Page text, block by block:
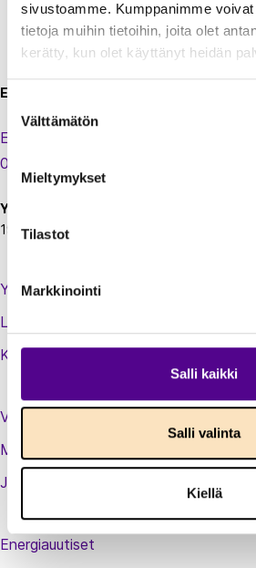
sivustoamme. Kumppanimme
tietoja muihin tietoihin, joita olet
kerätty, kun olet käyttänyt heidän
Suostumuksen
valinta
Välttämätön
Mieltymykset
Tilastot
Markkinointi
Salli kaikki
Salli valinta
Kiellä
Energiateollisuus
Energiateollisuus ry
Eteläranta 10,
00130 Helsinki
Y-tunnus:
1924697-5
Yhteystiedot
Laskutustiedot
Kirjaudu sisään jäsenextraan
Vastuullisuusteot
Medialle
Jäsenluettelo
Energiauutiset